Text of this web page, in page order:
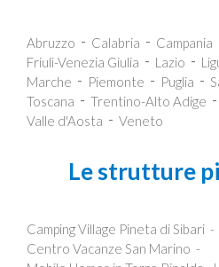
Abruzzo Calabria Campania
Friuli-Venezia Giulia
Lazio
Marche
Piemonte Puglia
Toscana
Trentino-Alto Adige
Valle d'Aosta
Veneto
Le strutture
Camping Village Pineta di Sibari
Centro Vacanze San Marino